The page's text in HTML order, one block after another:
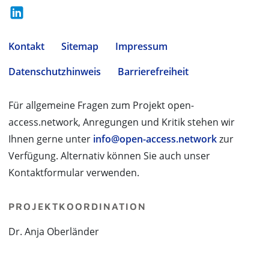
Kontakt Sitemap
Impressum
Datenschutzhinweis
Barrierefreiheit
Für allgemeine Fragen zum Projekt open-
access.network, Anregungen und Kritik stehen wir
Ihnen gerne unter info@open-access.networkzur
Verfügung. Alternativ können Sie auch unser
Kontaktformular verwenden.
PROJEKTKOORDINATION
Dr. Anja Oberländer